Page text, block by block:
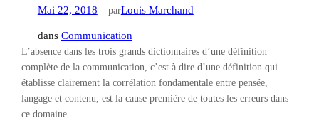
Mai 22, 2018—parLouis Marchand
dans Communication
L’absence dans les trois grands dictionnaires d’une définition
complète de la communication, c’est à dire d’une définition qui
établisse clairement la corrélation fondamentale entre pensée,
langage et contenu, est la cause première de toutes les erreurs dans
ce domaine.